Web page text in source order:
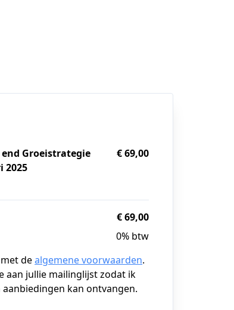
Groeistrategie
2025
€ 69,00
€ 69,00
0% btw
dealgemene voorwaarden.
aan jullie mailinglijst zodat ik
kan ontvangen.